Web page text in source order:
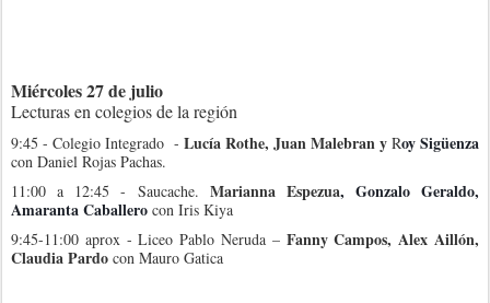
Miércoles 27 de julio
Lecturas en colegios de la región
9:45 - Colegio Integrado - Lucía Rothe, Juan Malebran y Roy Sigüenza
con Daniel Rojas Pachas.
11:00 a 12:45 - Saucache. Marianna Espezua, Gonzalo Geraldo,
Amaranta Caballero con Iris Kiya
9:45-11:00 aprox - Liceo Pablo Neruda – Fanny Campos, Alex Aillón,
Claudia Pardo con Mauro Gatica